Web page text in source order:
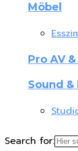
Möbel
Pro AV
Sound
Search for: